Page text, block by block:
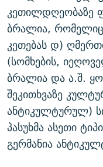
კეთილდღეობაზე
ბრალია, რომელიც
კეთებას დ)
(სომხების,
ბრალია და ა.შ.
შეკითხვაზე
ანტიკულტურულ)
პასუხმა ასეთი
გერმანია